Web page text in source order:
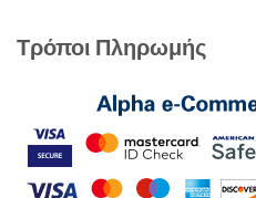
Τρόποι Πληρωμής